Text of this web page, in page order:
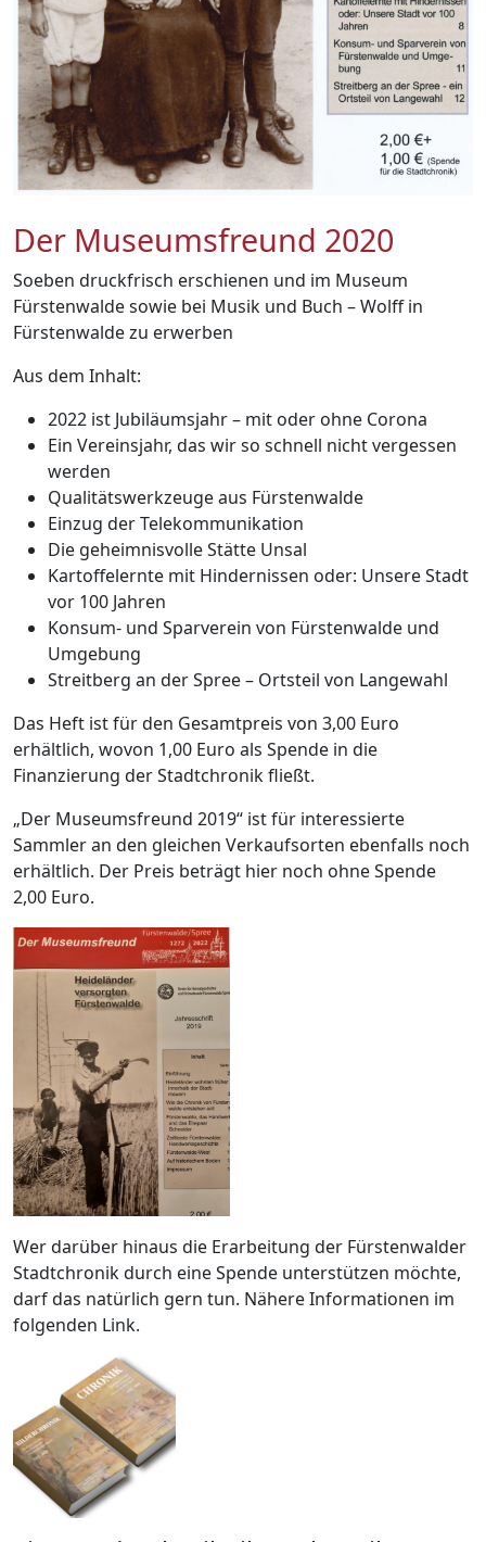
Der Museumsfreund 2020
Soeben druckfrisch erschienen und im Museum
Fürstenwalde sowie bei Musik und Buch – Wolff in
Fürstenwalde zu erwerben
Aus dem Inhalt:
2022 ist Jubiläumsjahr – mit oder ohne Corona
Ein Vereinsjahr, das wir so schnell nicht vergessen
werden
Qualitätswerkzeuge aus Fürstenwalde
Einzug der Telekommunikation
Die geheimnisvolle Stätte Unsal
Kartoffelernte mit Hindernissen oder: Unsere Stadt
vor 100 Jahren
Konsum- und Sparverein von Fürstenwalde und
Umgebung
Streitberg an der Spree – Ortsteil von Langewahl
Das Heft ist für den Gesamtpreis von 3,00 Euro
erhältlich, wovon 1,00 Euro als Spende in die
Finanzierung der Stadtchronik fließt.
„Der Museumsfreund 2019“ ist für interessierte
Sammler an den gleichen Verkaufsorten ebenfalls noch
erhältlich. Der Preis beträgt hier noch ohne Spende
2,00 Euro.
Wer darüber hinaus die Erarbeitung der Fürstenwalder
Stadtchronik durch eine Spende unterstützen möchte,
darf das natürlich gern tun. Nähere Informationen im
folgenden Link.